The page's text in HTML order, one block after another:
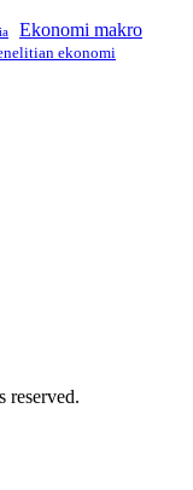
Ekonomi makro
ekonomi